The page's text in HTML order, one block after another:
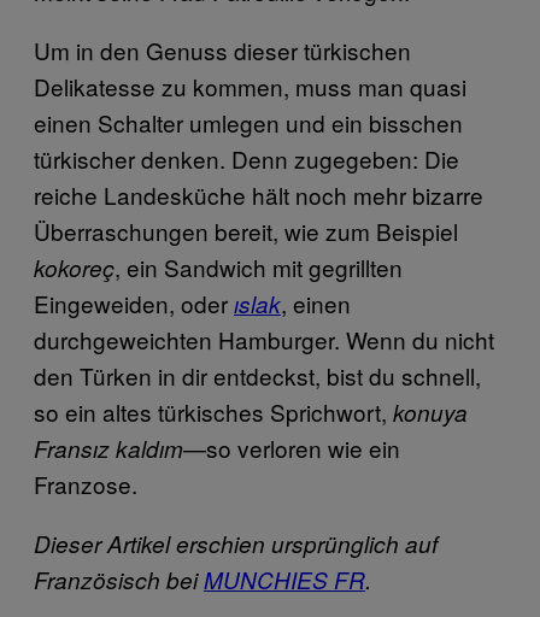
Um in den Genuss dieser türkischen
Delikatesse zu kommen, muss man quasi
einen Schalter umlegen und ein bisschen
türkischer denken. Denn zugegeben: Die
reiche Landesküche hält noch mehr bizarre
Überraschungen bereit, wie zum Beispiel
kokoreç, ein Sandwich mit gegrillten
Eingeweiden, oderıslak, einen
durchgeweichten Hamburger. Wenn du nicht
den Türken in dir entdeckst, bist du schnell,
so ein altes türkisches Sprichwort, konuya
Fransız kaldım—so verloren wie ein
Franzose.
Dieser Artikel erschien ursprünglich auf
Französisch beiMUNCHIES FR.